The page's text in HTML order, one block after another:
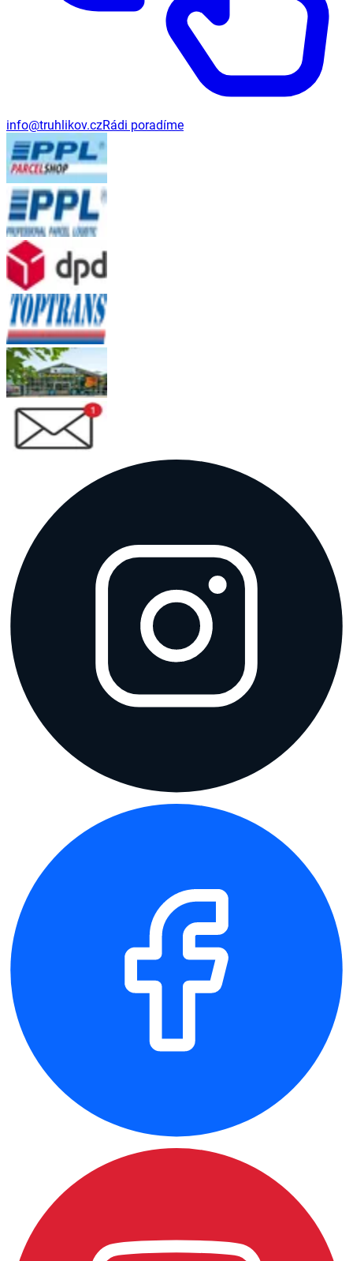
info@truhlikov.czRádi poradíme